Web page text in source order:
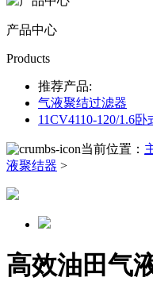
产品中心
Products
推荐产品:
气液聚结过滤器
11CV4110-120/1.6
当前位置：
液聚结器 >
高效油田气